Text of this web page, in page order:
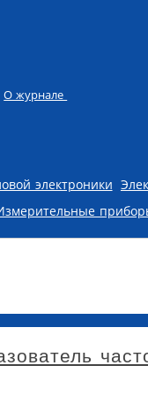
О журнале
электроники